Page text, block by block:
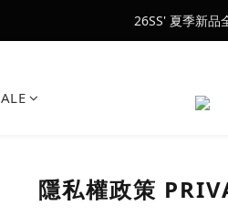
會員訂單滿
26SS' 夏季新品
隱私權政策